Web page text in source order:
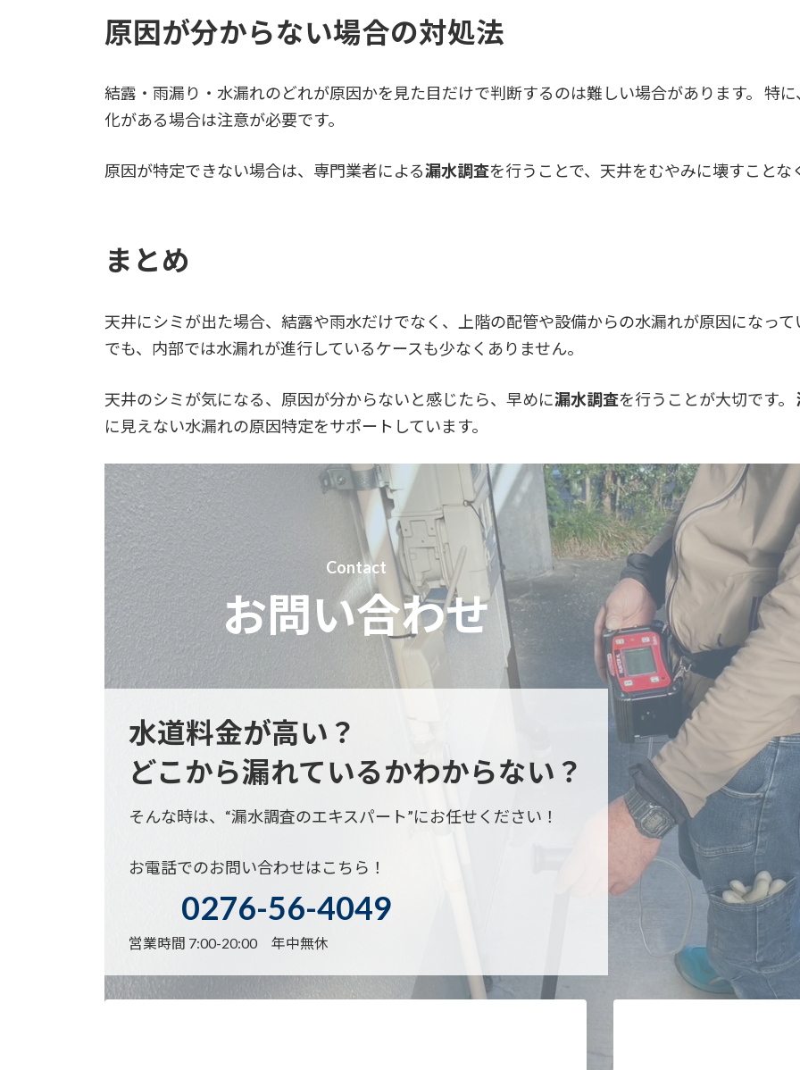
原因が分からない場合の対処法
結露・雨漏り・水漏れのどれが原因かを見た目だけで判断するのは難しい場合があります。 特
化がある場合は注意が必要です。
原因が特定できない場合は、専門業者による漏水調査を行うことで、天井をむやみに壊すことな
まとめ
天井にシミが出た場合、結露や雨水だけでなく、上階の配管や設備からの水漏れが原因になっ
でも、内部では水漏れが進行しているケースも少なくありません。
天井のシミが気になる、原因が分からないと感じたら、早めに漏水調査を行うことが大切です。
に見えない水漏れの原因特定をサポートしています。
Contact
お問い合わせ
水道料金が高い？
どこから漏れているかわからない？
そんな時は、“漏水調査のエキスパート”にお任せください！
お電話でのお問い合わせはこちら！
0276-56-4049
営業時間 7:00-20:00 年中無休